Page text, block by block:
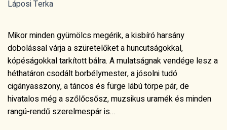
Láposi Terka
Mikor minden gyümölcs megérik, a kisbíró harsány
dobolással várja a szüretelőket a huncutságokkal,
kópéságokkal tarkított bálra. A mulatságnak vendége lesz a
héthatáron csodált borbélymester, a jósolni tudó
cigányasszony, a táncos és fürge lábú törpe pár, de
hivatalos még a szőlőcsősz, muzsikus uramék és minden
rangú-rendű szerelmespár is…